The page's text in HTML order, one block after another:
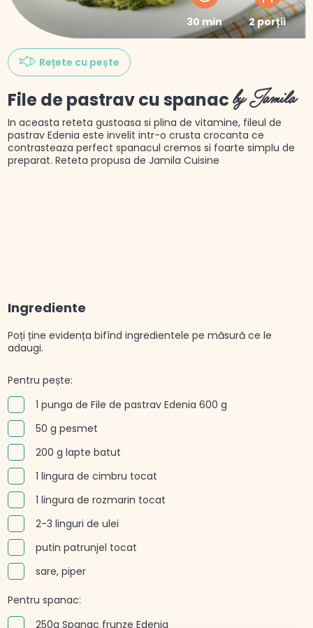
30 min 2 porții
Rețete cu pește
File de pastrav cu spanac by Jamila
In aceasta reteta gustoasa si plina de vitamine, fileul de
pastrav Edenia este invelit intr-o crusta crocanta ce
contrasteaza perfect spanacul cremos si foarte simplu de
preparat. Reteta propusa de Jamila Cuisine
Ingrediente
Poți ține evidența bifînd ingredientele pe măsură ce le
adaugi.
Pentru pește:
1 punga de File de pastrav Edenia 600 g
50 g pesmet
200 g lapte batut
1 lingura de cimbru tocat
1 lingura de rozmarin tocat
2-3 linguri de ulei
putin patrunjel tocat
sare, piper
Pentru spanac:
250g Spanac frunze Edenia